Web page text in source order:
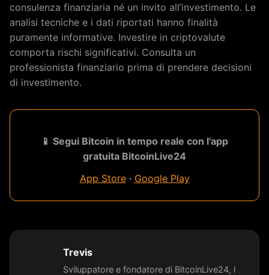
consulenza finanziaria né un invito all’investimento. Le
analisi tecniche e i dati riportati hanno finalità
puramente informative. Investire in criptovalute
comporta rischi significativi. Consulta un
professionista finanziario prima di prendere decisioni
di investimento.
📱 Segui Bitcoin in tempo reale con l'app
gratuita BitcoinLive24
App Store· Google Play
Trevis
Sviluppatore e fondatore di BitcoinLive24, l